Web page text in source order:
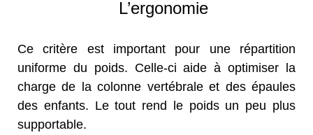
L’ergonomie
Ce critère est important pour une répartition
uniforme du poids. Celle-ci aide à optimiser la
charge de la colonne vertébrale et des épaules
des enfants. Le tout rend le poids un peu plus
supportable.